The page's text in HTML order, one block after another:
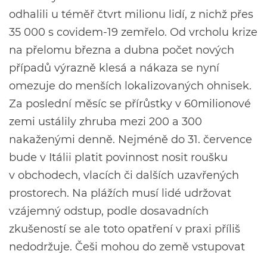
odhalili u téměř čtvrt milionu lidí, z nichž přes
35 000 s covidem-19 zemřelo. Od vrcholu krize
na přelomu března a dubna počet nových
případů výrazně klesá a nákaza se nyní
omezuje do menších lokalizovaných ohnisek.
Za poslední měsíc se přírůstky v 60milionové
zemi ustálily zhruba mezi 200 a 300
nakaženými denně. Nejméně do 31. července
bude v Itálii platit povinnost nosit roušku
v obchodech, vlacích či dalších uzavřených
prostorech. Na plážích musí lidé udržovat
vzájemný odstup, podle dosavadních
zkušeností se ale toto opatření v praxi příliš
nedodržuje. Češi mohou do země vstupovat